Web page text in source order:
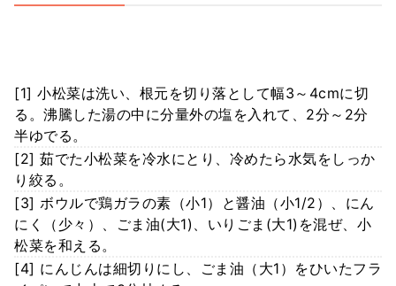
[1] 小松菜は洗い、根元を切り落として幅3～4cmに切
る。沸騰した湯の中に分量外の塩を入れて、2分～2分
半ゆでる。
[2] 茹でた小松菜を冷水にとり、冷めたら水気をしっか
り絞る。
[3] ボウルで鶏ガラの素（小1）と醤油（小1/2）、にん
にく（少々）、ごま油(大1)、いりごま(大1)を混ぜ、小
松菜を和える。
[4] にんじんは細切りにし、ごま油（大1）をひいたフラ